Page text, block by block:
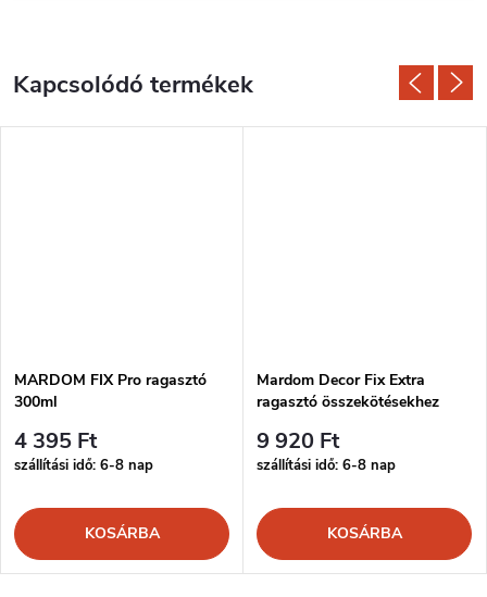
Kapcsolódó termékek
MARDOM FIX Pro ragasztó
300ml
4 395 Ft
szállítási idő: 6-8 nap
KOSÁRBA
Mardom Decor Fix Extra
ragasztó összekötésekhez
9 920 Ft
szállítási idő: 6-8 nap
KOSÁRBA